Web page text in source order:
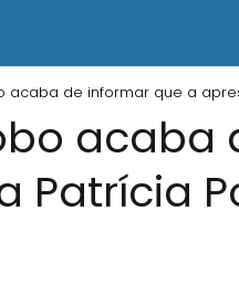
acaba de informar que a
acaba
Patrícia